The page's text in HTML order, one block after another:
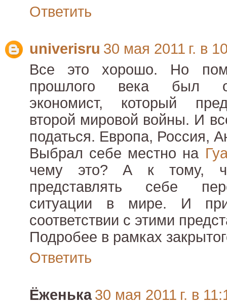
Ответить
univerisru 30 мая 2011 г. в
Все это хорошо. Но
прошлого века был
экономист, который
второй мировой войны. И
податься. Европа, Россия,
Выбрал себе местно на
чему это? А к тому,
представлять себе
ситуации в мире. И
соответствии с этими
Подробее в рамках
Ответить
Ёженька 30 мая 2011 г. в